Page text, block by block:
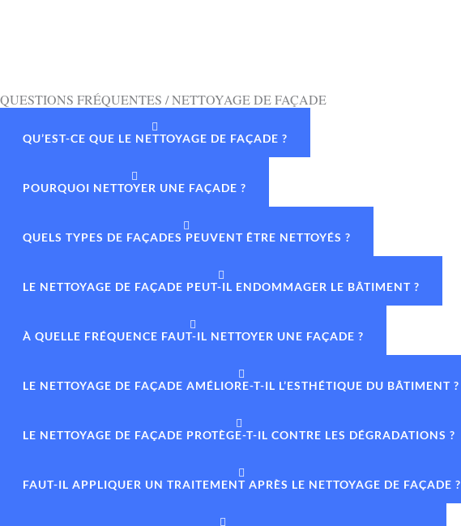
QUESTIONS FRÉQUENTES / NETTOYAGE DE FAÇADE
QU’EST-CE QUE LE NETTOYAGE DE FAÇADE ?
POURQUOI NETTOYER UNE FAÇADE ?
QUELS TYPES DE FAÇADES PEUVENT ÊTRE NETTOYÉS ?
LE NETTOYAGE DE FAÇADE PEUT-IL ENDOMMAGER LE BÂTIMENT ?
À QUELLE FRÉQUENCE FAUT-IL NETTOYER UNE FAÇADE ?
LE NETTOYAGE DE FAÇADE AMÉLIORE-T-IL L’ESTHÉTIQUE DU BÂTIMENT ?
LE NETTOYAGE DE FAÇADE PROTÈGE-T-IL CONTRE LES DÉGRADATIONS ?
FAUT-IL APPLIQUER UN TRAITEMENT APRÈS LE NETTOYAGE DE FAÇADE ?